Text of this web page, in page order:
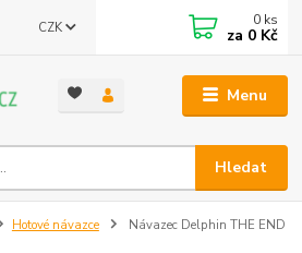
Menu
CZK
Hledat
0 ks
za 0 Kč
Hotové návazce
Návazec Delphin THE END